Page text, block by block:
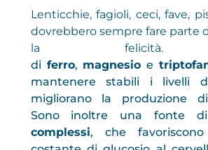
Lenticchie, fagioli, ceci, fave,
dovrebbero sempre fare parte
la
di ferro, magnesio e
mantenere stabili i livelli
migliorano la produzione
Sonoinoltre una fonte
complessi, che